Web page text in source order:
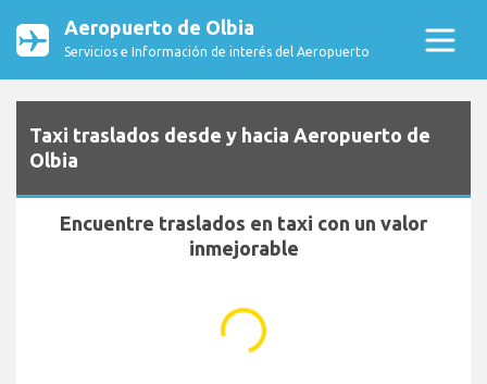
Aeropuerto de Olbia
Servicios e Información de interés del Aeropuerto
Taxi traslados desde y hacia Aeropuerto de
Olbia
Encuentre traslados en taxi con un valor
inmejorable
...